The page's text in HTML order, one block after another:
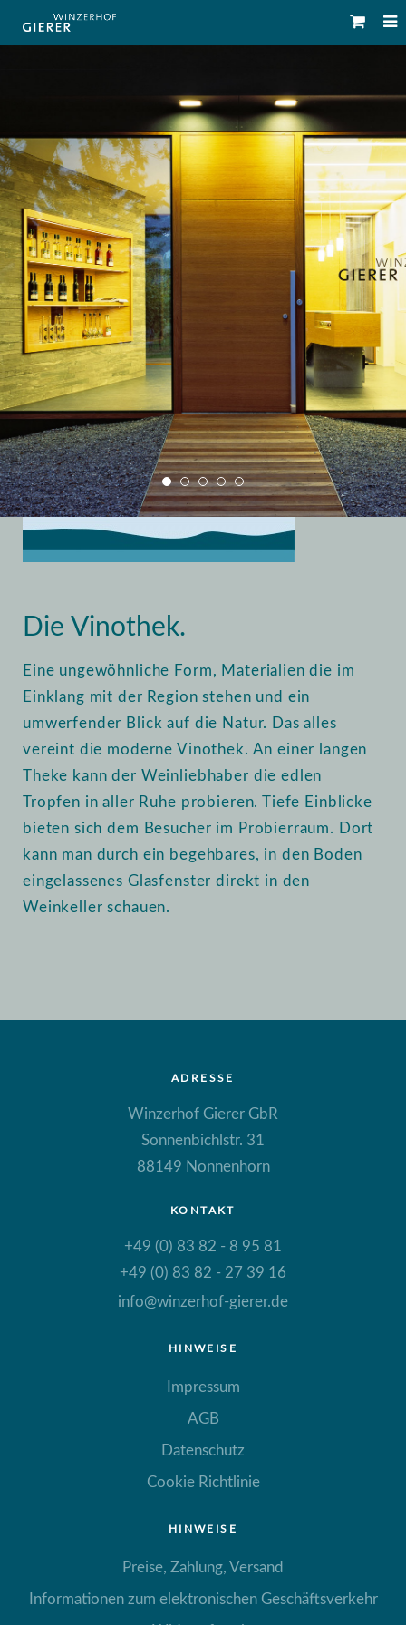
Die Vinothek.
Eine ungewöhnliche Form, Materialien die im
Einklang mit der Region stehen und ein
umwerfender Blick auf die Natur. Das alles
vereint die moderne Vinothek. An einer langen
Theke kann der Weinliebhaber die edlen
Tropfen in aller Ruhe probieren. Tiefe Einblicke
bieten sich dem Besucher im Probierraum. Dort
kann man durch ein begehbares, in den Boden
eingelassenes Glasfenster direkt in den
Weinkeller schauen.
ADRESSE
Winzerhof Gierer GbR
Sonnenbichlstr. 31
88149 Nonnenhorn
KONTAKT
+49 (0) 83 82 - 8 95 81
+49 (0) 83 82 - 27 39 16
info@winzerhof-gierer.de
HINWEISE
Impressum
AGB
Datenschutz
Cookie Richtlinie
HINWEISE
Preise, Zahlung, Versand
Informationen zum elektronischen Geschäftsverkehr